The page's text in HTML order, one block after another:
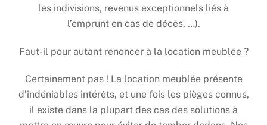
les indivisions, revenus exceptionnels liés à
l’emprunt en cas de décès, …).
Faut-il pour autant renoncer à la location meublée ?
Certainement pas ! La location meublée présente
d’indéniables intérêts, et une fois les pièges connus,
il existe dans la plupart des cas des solutions à